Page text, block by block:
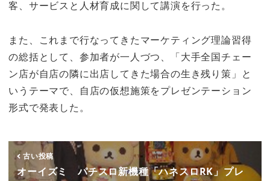
客、サービスと人材育成に関して講演を行った。
また、これまで行なってきたマーケティング理論習得
の総括として、参加者が一人づつ、「大手全国チェー
ン店が自店の隣に出店してきた場合の生き残り策」と
いうテーマで、自店の仮想施策をプレゼンテーション
形式で発表した。
古い投稿
オーイズミ パチスロ新機種「ハネスロRK」プレ